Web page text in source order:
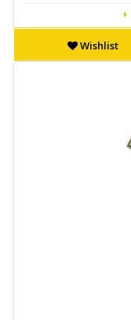
Wishlist